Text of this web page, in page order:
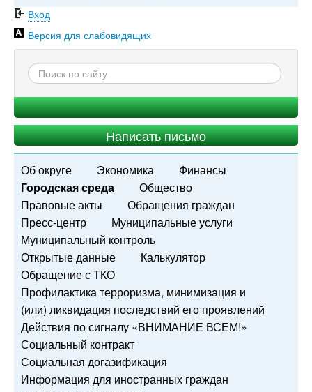
Вход
Версия для слабовидящих
Написать письмо
Об округе Экономика
Финансы
Городская среда
Общество
Правовые акты
Обращения граждан
Пресс-центр
Муниципальные услуги
Муниципальный контроль
Открытые данные
Калькулятор
Обращение с ТКО
Профилактика терроризма, минимизация и
(или) ликвидация последствий его проявлений
Действия по сигналу «ВНИМАНИЕ ВСЕМ!»
Социальный контракт
Социальная догазификация
Информация для иностранных граждан